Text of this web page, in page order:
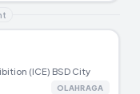
(ICE) BSD City
OLAHRAGA